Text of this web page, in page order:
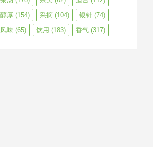
醇厚 (154) 采摘 (104) 银针 (74)
风味 (65) 饮用 (183) 香气 (317)